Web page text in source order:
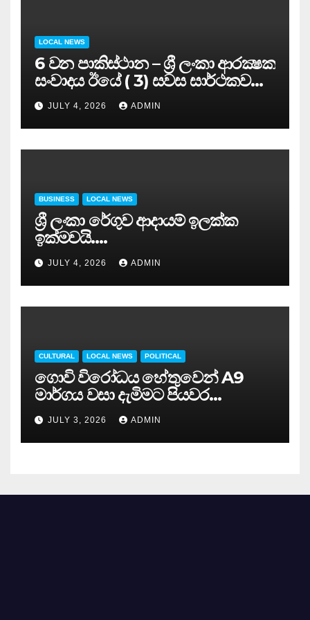
LOCAL NEWS
6 වන පාකිස්ථාන – ශ්‍රී ලංකා ආරක්‍ෂක
සංවාදය ඊයේ ( 3) සවස සාර්ථකව
අවසන් කරයි..
JULY 4, 2026 ADMIN
BUSINESS LOCAL NEWS
ශ්‍රී ලංකා රේගුව ආදායම් ඉලක්ක
ඉක්මවයි….
JULY 4, 2026 ADMIN
CULTURAL LOCAL NEWS POLITICAL
ගොවි විරෝධය හේතුවෙන් A9
මාර්ගය වසා දැමිමට පියවර…
JULY 3, 2026 ADMIN